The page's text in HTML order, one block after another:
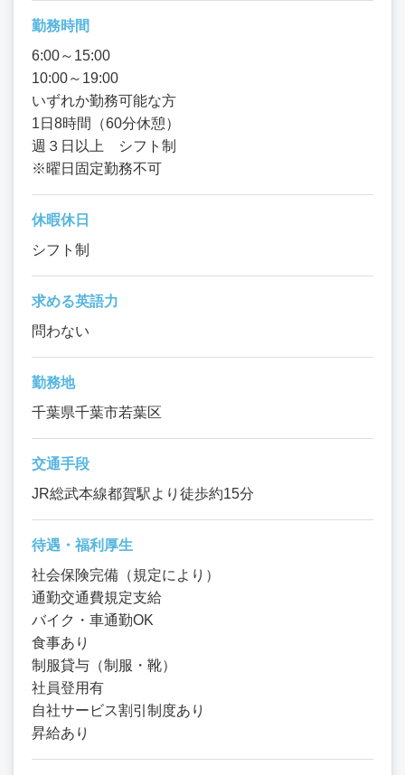
勤務時間
6:00～15:00
10:00～19:00
いずれか勤務可能な方
1日8時間（60分休憩）
週３日以上 シフト制
※曜日固定勤務不可
休暇休日
シフト制
求める英語力
問わない
勤務地
千葉県千葉市若葉区
交通手段
JR総武本線都賀駅より徒歩約15分
待遇・福利厚生
社会保険完備（規定により）
通勤交通費規定支給
バイク・車通勤OK
食事あり
制服貸与（制服・靴）
社員登用有
自社サービス割引制度あり
昇給あり